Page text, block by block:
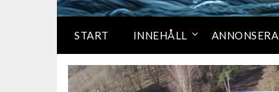
START INNEHÅLL ANNONSERA